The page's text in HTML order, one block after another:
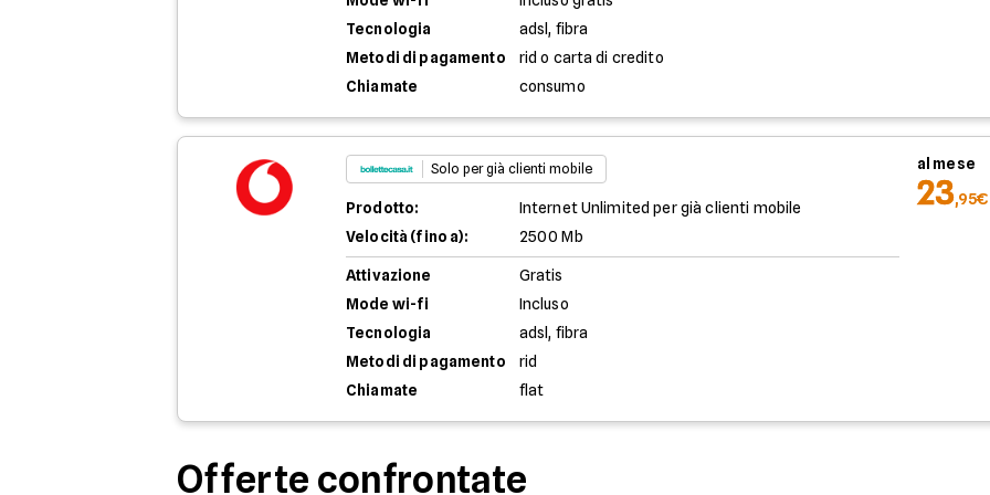
Tecnologia
adsl, fibra
Metodi di pagamento
rid o carta di credito
Chiamate
consumo
Solo per già clienti mobile
Prodotto:
Internet Unlimited per già clienti mobile
Velocità (fino a):
2500 Mb
Attivazione
Gratis
Mode wi-fi
Incluso
Tecnologia
adsl, fibra
Metodi di pagamento
rid
Chiamate
flat
al mese
23,95€
Offerte confrontate